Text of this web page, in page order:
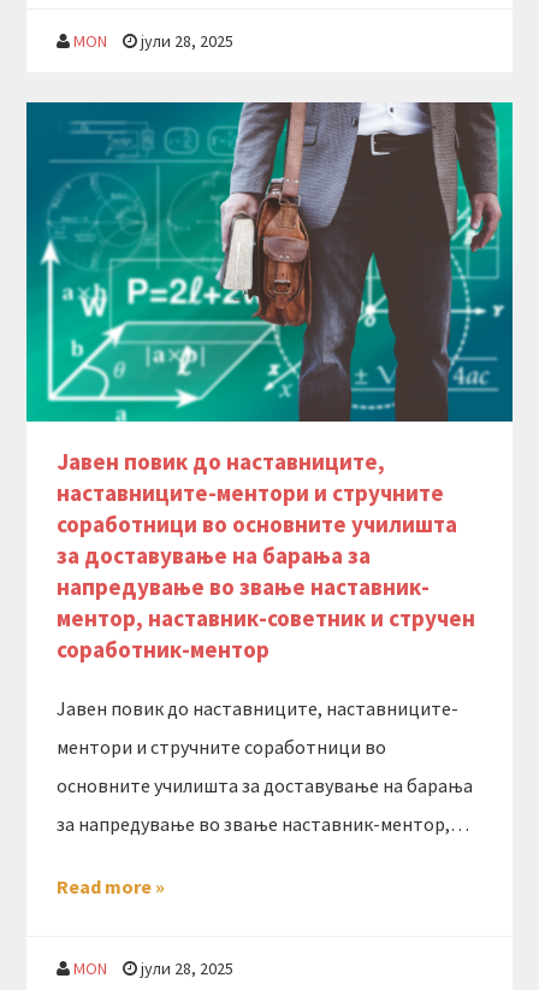
MON јули 28, 2025
Јавен повик до наставниците,
наставниците-ментори и стручните
соработници во основните училишта
за доставување на барања за
напредување во звање наставник-
ментор, наставник-советник и стручен
соработник-ментор
Јавен повик до наставниците, наставниците-
ментори и стручните соработници во
основните училишта за доставување на барања
за напредување во звање наставник-ментор,…
Read more »
MON јули 28, 2025